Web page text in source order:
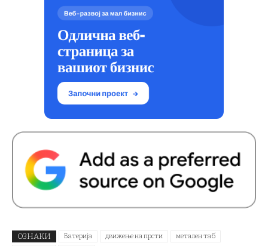
ОЗНАКИ Батерија движење на прсти
метален таб